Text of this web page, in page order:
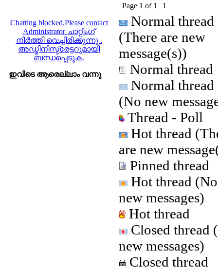
Chatting blocked.Please contact
Administrator ചാറ്റിംഗ്
നിർത്തി വെച്ചിരിക്കുന്നു .
അഡ്മിനിസ്ട്രേട്ടറുമായി
ബന്ധപ്പെടുക.
ഇവിടെ ആരെല്ലാം വന്നു
Page 1 of 1 1
Normal thread
(There are new
message(s))
Normal thread
Normal thread
(No new
Thread - Poll
Hot thread
are new
Pinned thread
Hot thread (No
new messages)
Hot thread
Closed thread
new messages)
Closed thread